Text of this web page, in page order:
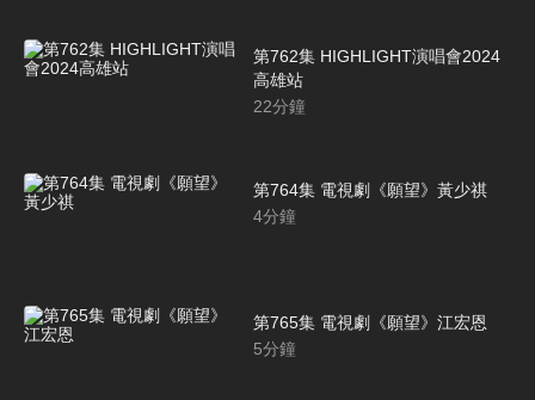
第762集 HIGHLIGHT演唱會2024
高雄站
22分鐘
第764集 電視劇《願望》黃少祺
4分鐘
第765集 電視劇《願望》江宏恩
5分鐘